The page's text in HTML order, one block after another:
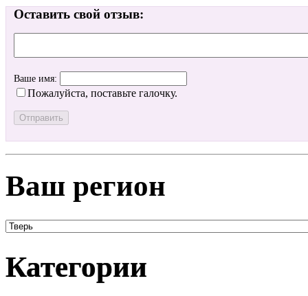
Оставить свой отзыв:
Ваше имя:
Пожалуйста, поставьте галочку.
Ваш регион
Категории